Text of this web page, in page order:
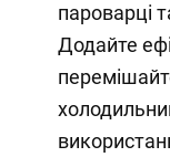
пароварці
Додайте